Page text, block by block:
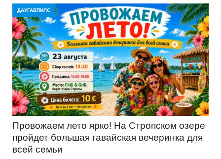
ДАУГАВПИЛС
Провожаем лето ярко! На Стропском озере
пройдет большая гавайская вечеринка для
всей семьи